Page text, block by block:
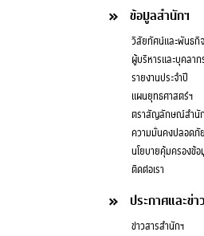
ข้อมูลสำนักฯ
วิสัยทัศน์และพันธกิจ
ผู้บริหารและบุคลาก
รายงานประจำปี
แผนยุทธศาสตร์ฯ
ตราสัญลักษณ์สำนั
ความมั่นคงปลอดภัย
นโยบายคุ้มครองข้
ติดต่อเรา
ประกาศและข่า
ข่าวสารสำนักฯ